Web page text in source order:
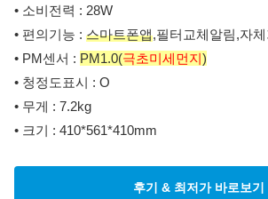
• 소비전력 : 28W
• 편의기능 : 스마트폰앱,필터교체알림,자
• PM센서 : PM1.0(극초미세먼지)
• 청정도표시 : O
• 무게 : 7.2kg
• 크기 : 410*561*410mm
후기 & 최저가 바로보기